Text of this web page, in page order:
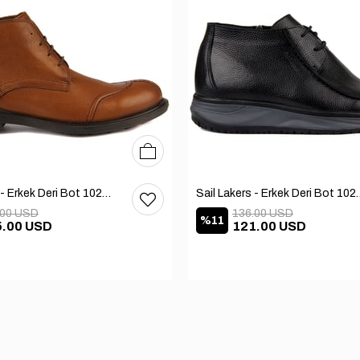
Sail Lakers - Erkek Deri Bot 102-1599-1458
USD
USD
40
Sail Lakers -
%11 121.00 USD
136.00 USD